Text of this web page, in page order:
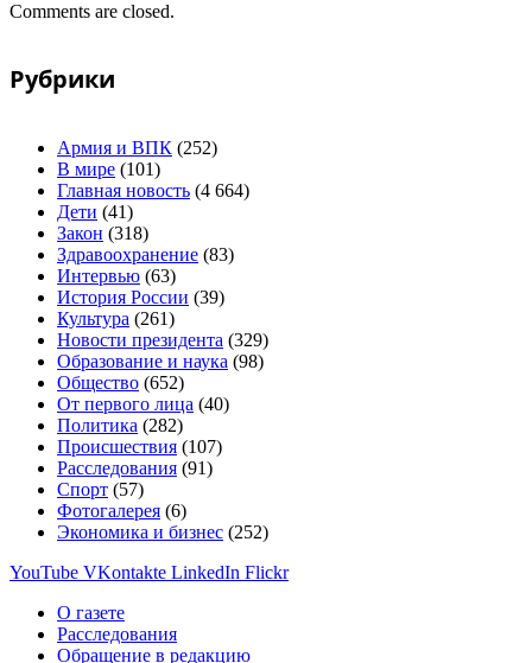
Comments are closed.
Рубрики
Армия и ВПК (252)
В мире (101)
Главная новость (4 664)
Дети (41)
Закон (318)
Здравоохранение (83)
Интервью (63)
История России (39)
Культура (261)
Новости президента (329)
Образование и наука (98)
Общество (652)
От первого лица (40)
Политика (282)
Происшествия (107)
Расследования (91)
Спорт (57)
Фотогалерея (6)
Экономика и бизнес (252)
YouTube VKontakte LinkedIn Flickr
О газете
Расследования
Обращение в редакцию